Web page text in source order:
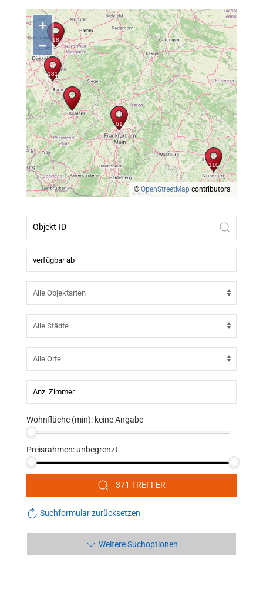
+
–
© OpenStreetMap contributors.
Wohnfläche (min): keine Angabe
Preisrahmen: unbegrenzt
371 TREFFER
Suchformular zurücksetzen
Weitere Suchoptionen